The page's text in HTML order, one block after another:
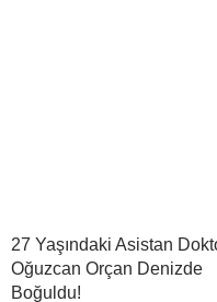
27 Yaşındaki Asistan
Oğuzcan Orçan Denizde
Boğuldu!